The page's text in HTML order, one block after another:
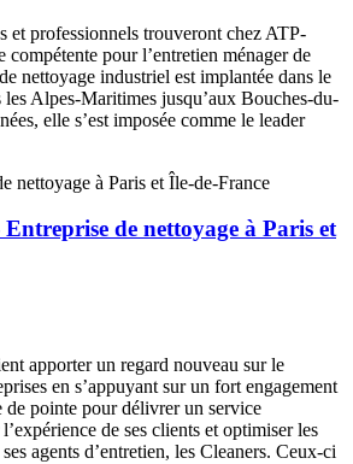
et professionnels trouveront chez ATP-
compétente pour l’entretien ménager de
nettoyage industriel est implantée dans le
les Alpes-Maritimes jusqu’aux Bouches-du-
elle s’est imposée comme le leader
de nettoyage à Paris et
apporter un regard nouveau sur le
en s’appuyant sur un fort engagement
de pointe pour délivrer un service
de ses clients et optimiser les
agents d’entretien, les Cleaners. Ceux-ci